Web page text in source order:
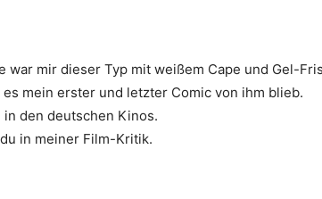
mir dieser Typ mit weißem Cape und Gel-
mein erster und letzter Comic von ihm blieb.
den deutschen Kinos.
in meiner Film-Kritik.